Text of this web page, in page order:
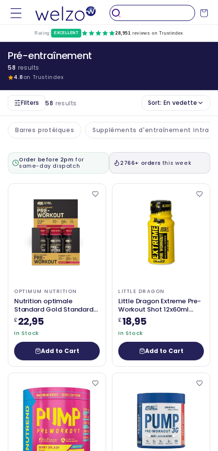
au
contenu
Chariot
Rating: EXCELLENT 28,951 reviews on Trustindex
Pré-entraînement
58 results
4.8on Trustindex
Filters 58 results Sort: En vedette
Barres protéiques Suppléments d'entraînement intra
Order before 2pm for
same-day dispatch
2766+ orders this week
OPTIMUM NUTRITION
Nutrition optimale
Standard Gold Standard
Shot 12x60ml
£22,95
In Stock
Add to Cart
LITTLE DRAGON
Little Dragon Extreme Pre-
Workout Shot 12x60ml
Citan Drop
£18,95
In Stock
Add to Cart